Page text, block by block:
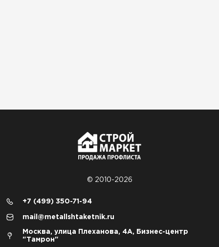
© 2010-2026
+7 (499) 350-71-94
mail@metallshtaketnik.ru
Москва, улица Плеханова, 4А, Бизнес-центр
"Тамрон"